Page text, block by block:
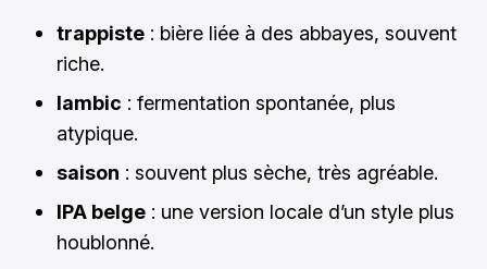
trappiste : bière liée à des abbayes, souvent
riche.
lambic : fermentation spontanée, plus
atypique.
saison : souvent plus sèche, très agréable.
IPA belge : une version locale d’un style plus
houblonné.